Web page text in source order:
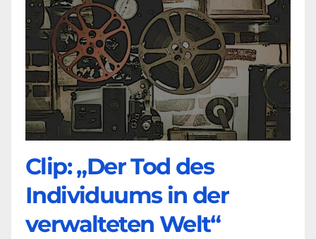
Clip: „Der Tod des
Individuums in der
verwalteten Welt“